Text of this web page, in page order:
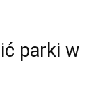
parki w